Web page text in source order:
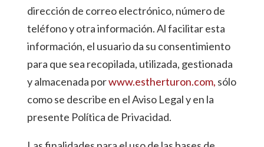
dirección de correo electrónico, número de
teléfono y otra información. Al facilitar esta
información, el usuario da su consentimiento
para que sea recopilada, utilizada, gestionada
y almacenada porwww.estherturon.com, sólo
como se describe en el Aviso Legal y en la
presente Política de Privacidad.